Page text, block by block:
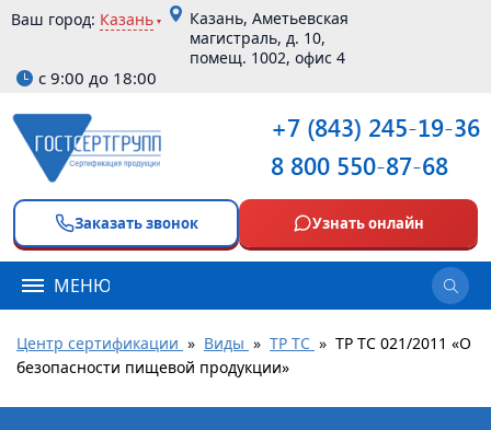
Ваш город: Казань
Казань, Аметьевская
магистраль, д. 10,
помещ. 1002, офис 4
с 9:00 до 18:00
+7 (843) 245-19-36
8 800 550-87-68
Заказать звонок Узнать онлайн
МЕНЮ
Центр сертификации » Виды » ТР ТС » ТР ТС 021/2011 «О
безопасности пищевой продукции»